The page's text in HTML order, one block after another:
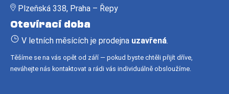
Plzeňská 338, Praha – Řepy
Otevírací doba
V letních měsících je prodejna uzavřená.
Těšíme se na vás opět od září — pokud byste chtěli přijít dříve,
neváhejte nás kontaktovat a rádi vás individuálně obsloužíme.